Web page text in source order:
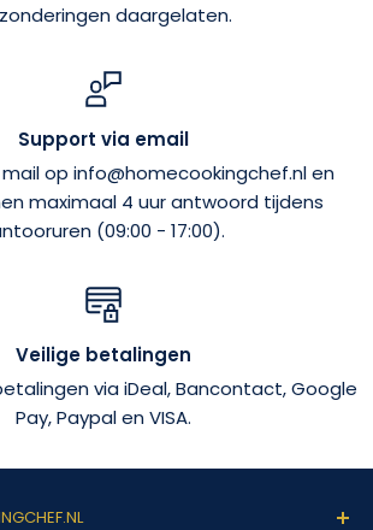
daargelaten.
Support via email
op info@homecookingchef.nl en
maximaal 4 uur antwoord tijdens
(09:00 - 17:00).
Veilige betalingen
via iDeal, Bancontact, Google
Pay, Paypal en VISA.